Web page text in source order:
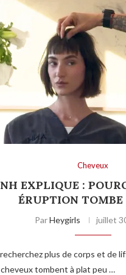
Cheveux
EXPLIQUE :
ÉRUPTION
ParHeygirls juillet
plus de corps et de
cheveux tombent à plat peu …